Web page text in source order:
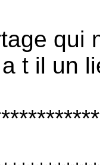
qui
t il un